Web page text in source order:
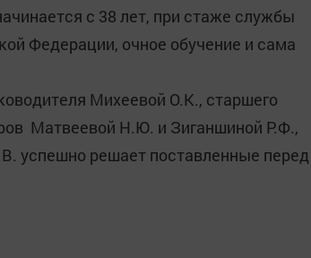
с 38 лет, при стаже службы
Федерации, очное обучение и сама
Михеевой О.К., старшего
Матвеевой Н.Ю. и Зиганшиной Р.Ф.,
успешно решает поставленные перед